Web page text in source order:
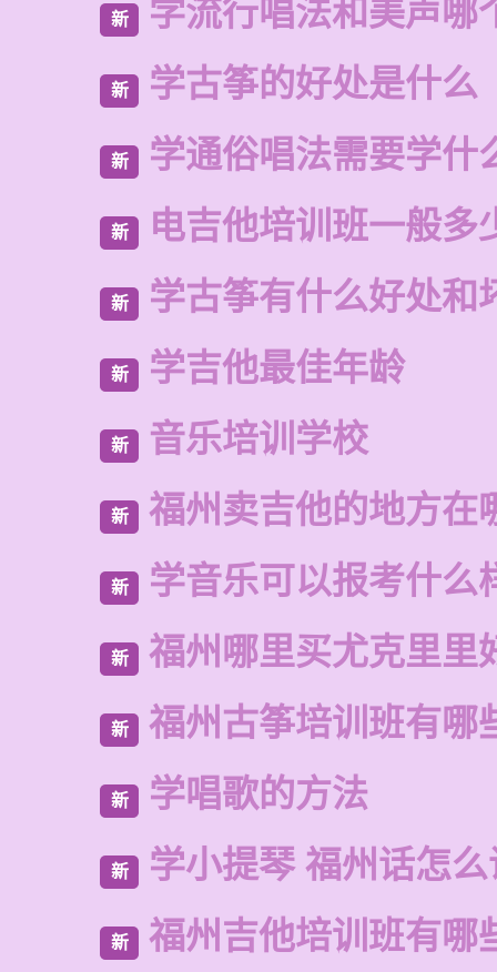
新 学流行唱法和美声哪
新 学古筝的好处是什么
新 学通俗唱法需要学什
新 电吉他培训班一般多
新 学古筝有什么好处和
新 学吉他最佳年龄
新 音乐培训学校
新 福州卖吉他的地方在
新 学音乐可以报考什么
新 福州哪里买尤克里里
新 福州古筝培训班有哪
新 学唱歌的方法
新 学小提琴 福州话怎
新 福州吉他培训班有哪